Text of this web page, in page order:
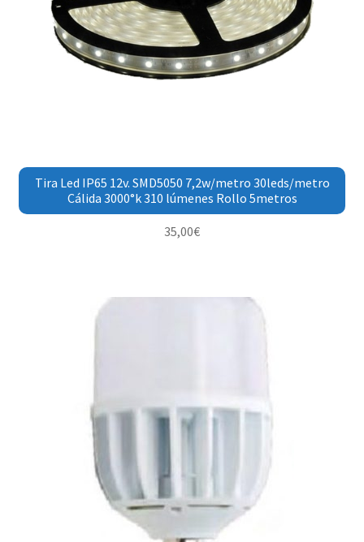
Tira Led IP65 12v. SMD5050 7,2w/metro 30leds/metro
Cálida 3000°k 310 lúmenes Rollo 5metros
35,00€